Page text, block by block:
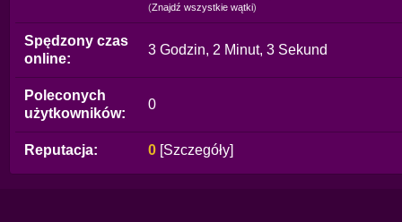
(Znajdź wszystkie wątki)
Spędzony czas
online:
3 Godzin, 2 Minut, 3 Sekund
Poleconych
użytkowników:
0
Reputacja: 0 [Szczegóły]